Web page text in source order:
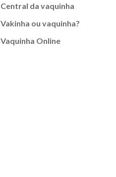
Central da vaquinha
Vakinha ou vaquinha?
Vaquinha Online